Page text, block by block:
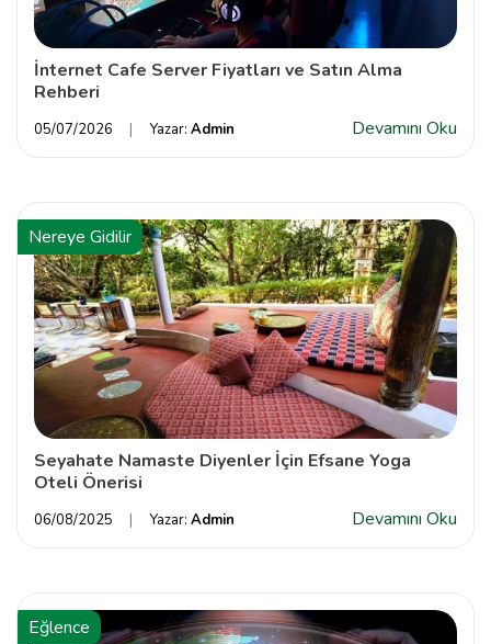
İnternet Cafe Server Fiyatları ve Satın Alma
Rehberi
05/07/2026 Yazar: Admin Devamını Oku
Nereye Gidilir
Seyahate Namaste Diyenler İçin Efsane Yoga
Oteli Önerisi
06/08/2025 Yazar: Admin Devamını Oku
Eğlence